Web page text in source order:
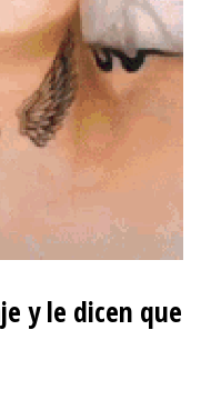
y le dicen que